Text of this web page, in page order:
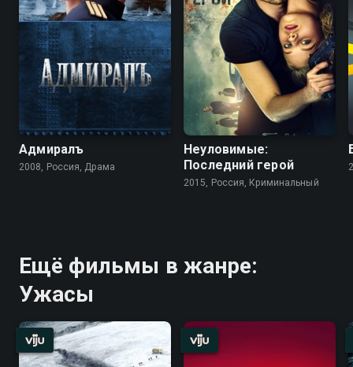
Адмиралъ
2008, Россия, Драма
Неуловимые:
Последний герой
2015, Россия, Криминальный
Ещё фильмы в жанре:
Ужасы